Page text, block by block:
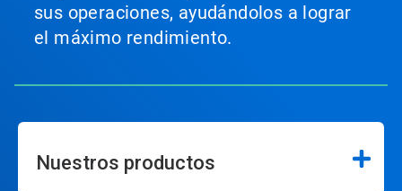
sus operaciones, ayudándolos a lograr
el máximo rendimiento.
Nuestros productos